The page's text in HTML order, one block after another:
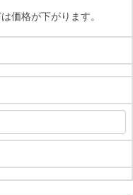
価格が下がります。